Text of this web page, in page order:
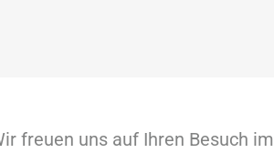
freuen uns auf Ihren Besuch im